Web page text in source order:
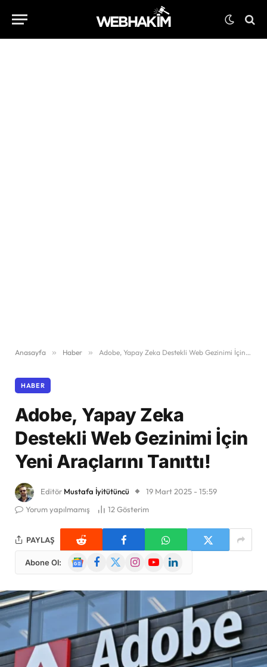
Anasayfa » Haber » Adobe, Yapay Zeka Destekli Web Gezinimi İçin Yeni Araçlarını Tanıttı!
HABER
Adobe, Yapay Zeka
Destekli Web Gezinimi İçin
Yeni Araçlarını Tanıttı!
Editör Mustafa İyitütüncü
19 Mart 2025 - 15:59
Yorum yapılmamış
12Gösterim
PAYLAŞ
Abone Ol:
GoogleFacebook
X
InstagramYouTubeLinkedIn